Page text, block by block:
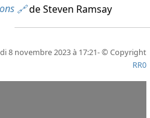
de Steven Ramsay
8 novembre 2023 à 17:21- © Copyright
RR0